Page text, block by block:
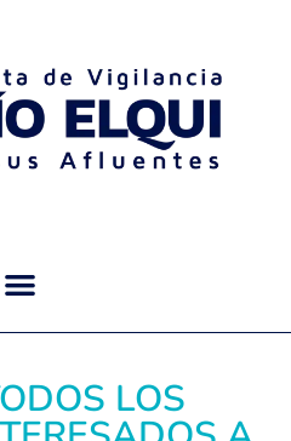
LOS